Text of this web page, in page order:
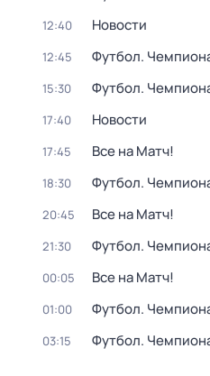
12:40 Новости
12:45 Футбол.
15:30 Футбол.
17:40 Новости
17:45 Все на Матч!
18:30 Футбол.
20:45 Все на Матч!
21:30 Футбол.
00:05 Все на Матч!
01:00 Футбол.
03:15 Футбол.